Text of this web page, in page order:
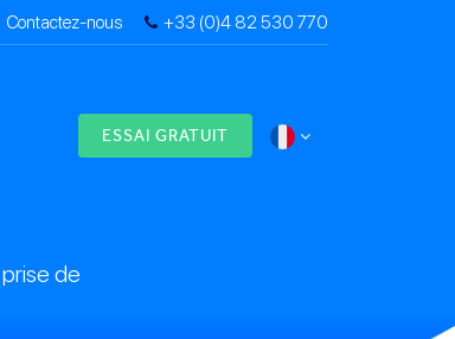
Contactez-nous +33 (0)4 82 530 770
ESSAI GRATUIT
de